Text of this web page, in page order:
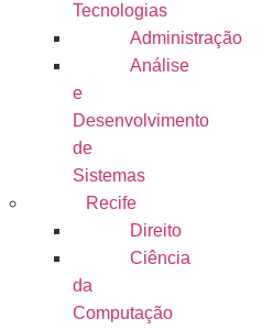
Tecnologias
Administração
Análise
e
Desenvolvimento
de
Sistemas
Recife
Direito
Ciência
da
Computação